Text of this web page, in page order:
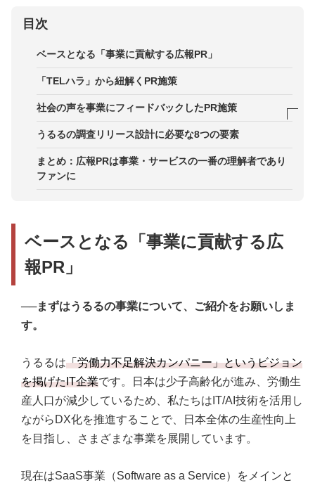
目次
ベースとなる「事業に貢献する広報PR」
「TELハラ」から紐解くPR施策
社会の声を事業にフィードバックしたPR施策
入札情報速報サービス「NJSS」
幼稚園・保育園向けオンライン写真販売サービス
「えんフォト」
うるるの調査リリース設計に必要な8つの要素
まとめ：広報PRは事業・サービスの一番の理解者であり
ファンに
ベースとなる「事業に貢献する広
報PR」
──まずはうるるの事業について、ご紹介をお願いしま
す。
うるるは「労働力不足解決カンパニー」というビジョン
を掲げたIT企業です。日本は少子高齢化が進み、労働生
産人口が減少しているため、私たちはIT/AI技術を活用し
ながらDX化を推進することで、日本全体の生産性向上
を目指し、さまざまな事業を展開しています。
現在はSaaS事業（Software as a Service）をメインと